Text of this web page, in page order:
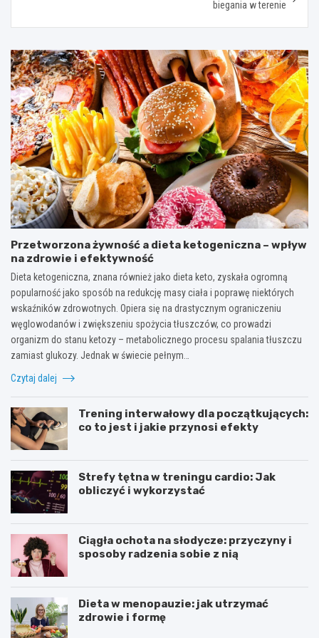
biegania w terenie
Przetworzona żywność a dieta ketogeniczna – wpływ
na zdrowie i efektywność
Dieta ketogeniczna, znana również jako dieta keto, zyskała ogromną
popularność jako sposób na redukcję masy ciała i poprawę niektórych
wskaźników zdrowotnych. Opiera się na drastycznym ograniczeniu
węglowodanów i zwiększeniu spożycia tłuszczów, co prowadzi
organizm do stanu ketozy – metabolicznego procesu spalania tłuszczu
zamiast glukozy. Jednak w świecie pełnym…
Czytaj dalej
Trening interwałowy dla początkujących:
co to jest i jakie przynosi efekty
Strefy tętna w treningu cardio: Jak
obliczyć i wykorzystać
Ciągła ochota na słodycze: przyczyny i
sposoby radzenia sobie z nią
Dieta w menopauzie: jak utrzymać
zdrowie i formę